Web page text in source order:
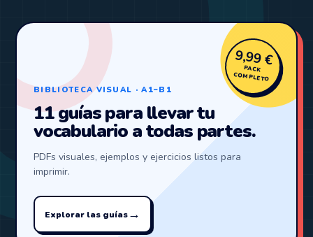
BIBLIOTECA VISUAL · A1–B1
11 guías para llevar tu
vocabulario a todas partes.
PDFs visuales, ejemplos y ejercicios listos para
imprimir.
Explorar las guías→
9,99 €
PACK
COMPLETO